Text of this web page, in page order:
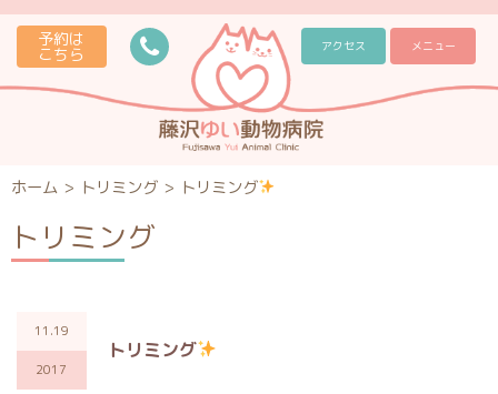
予約は
こちら アクセス メニュー
ホーム > トリミング > トリミング
トリミング
11.19
2017
トリミング